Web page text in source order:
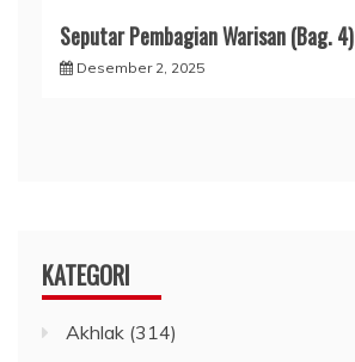
Seputar Pembagian Warisan (Bag. 4)
Desember 2, 2025
KATEGORI
Akhlak (314)